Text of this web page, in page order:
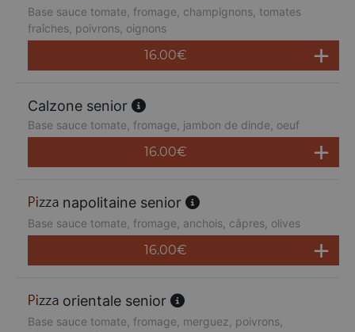
Base sauce tomate, fromage, champignons, tomates
fraîches, poivrons, oignons
16.00€
Calzone senior
Base sauce tomate, fromage, jambon de dinde, oeuf
16.00€
napolitaine senior
Base sauce tomate, fromage, anchois, câpres, olives
16.00€
orientale senior
Base sauce tomate, fromage, merguez, poivrons,